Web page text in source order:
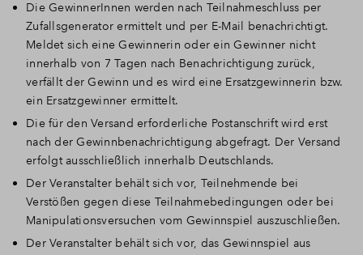
Die GewinnerInnen werden nach Teilnahmeschluss per
Zufallsgenerator ermittelt und per E-Mail benachrichtigt.
Meldet sich eine Gewinnerin oder ein Gewinner nicht
innerhalb von 7 Tagen nach Benachrichtigung zurück,
verfällt der Gewinn und es wird eine Ersatzgewinnerin bzw.
ein Ersatzgewinner ermittelt.
Die für den Versand erforderliche Postanschrift wird erst
nach der Gewinnbenachrichtigung abgefragt. Der Versand
erfolgt ausschließlich innerhalb Deutschlands.
Der Veranstalter behält sich vor, Teilnehmende bei
Verstößen gegen diese Teilnahmebedingungen oder bei
Manipulationsversuchen vom Gewinnspiel auszuschließen.
Der Veranstalter behält sich vor, das Gewinnspiel aus